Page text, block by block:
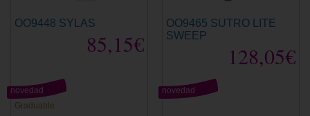
OO9448 SYLAS
85,15€
Graduable
novedad
OO9465 SUTRO LITE
SWEEP
128,05€
novedad